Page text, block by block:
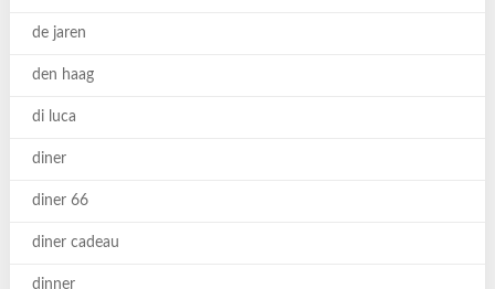
de jaren
den haag
di luca
diner
diner 66
diner cadeau
dinner